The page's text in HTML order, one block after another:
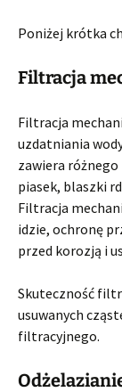
Poniżej krótka
Filtracja
Filtracja
uzdatniania
zawiera różnego
piasek, blaszki
Filtracja
idzie, ochronę
przed korozją i
Skuteczność
usuwanych
filtracyjnego.